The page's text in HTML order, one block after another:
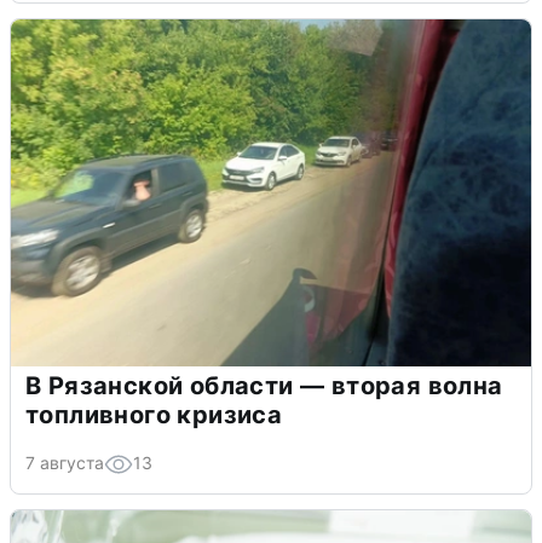
В Рязанской области — вторая волна
топливного кризиса
7 августа 13